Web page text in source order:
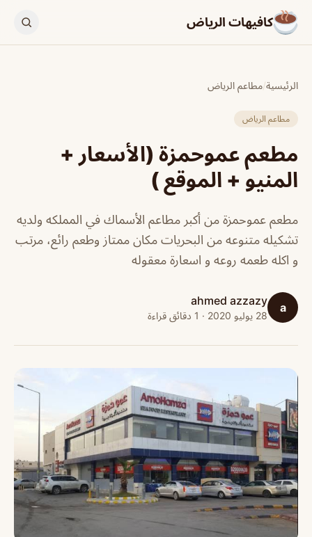
كافيهات الرياض
الرئيسية/مطاعم الرياض
مطاعم الرياض
مطعم عموحمزة (الأسعار +
المنيو + الموقع )
مطعم عموحمزة من أكبر مطاعم الأسماك في المملكه ولديه
تشكيله متنوعه من البحريات مكان ممتاز وطعم رائع، مرتب
و اكله طعمه روعه و اسعارة معقوله
a
ahmed azzazy
28 يوليو 2020 · 1 دقائق قراءة